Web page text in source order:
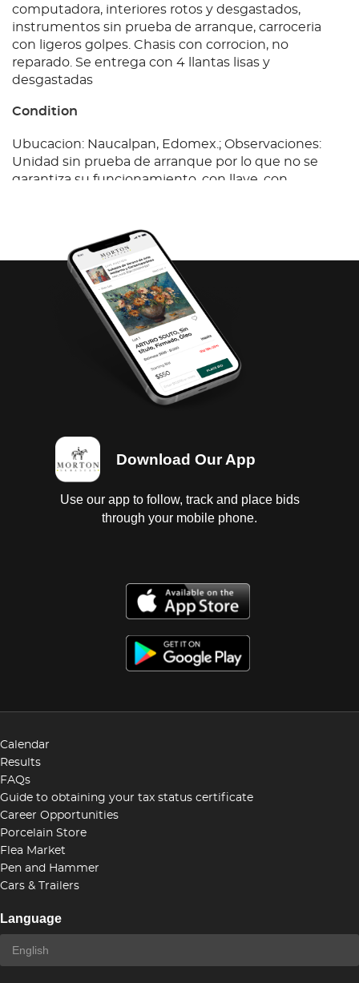
computadora, interiores rotos y desgastados,
instrumentos sin prueba de arranque, carroceria
con ligeros golpes. Chasis con corrocion, no
reparado. Se entrega con 4 llantas lisas y
desgastadas
Condition
Ubucacion: Naucalpan, Edomex.; Observaciones:
Unidad sin prueba de arranque por lo que no se
garantiza su funcionamiento, con llave, con
con ligeros golpes. Chasis con corrocion, no
reparado. Se entrega con 4 llantas lisas y
desgastadas
Download Our App
Use our app to follow, track and place bids
through your mobile phone.
Calendar
Results
FAQs
Guide to obtaining your tax status certificate
Career Opportunities
Porcelain Store
Flea Market
Pen and Hammer
Cars & Trailers
Language